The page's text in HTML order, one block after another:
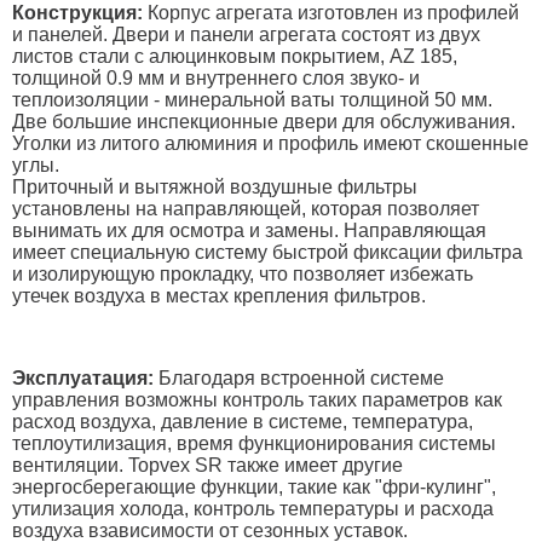
Конструкция: Корпус агрегата изготовлен из профилей
и панелей. Двери и панели агрегата состоят из двух
листов стали с алюцинковым покрытием, AZ 185,
толщиной 0.9 мм и внутреннего слоя звуко- и
теплоизоляции - минеральной ваты толщиной 50 мм.
Две большие инспекционные двери для обслуживания.
Уголки из литого алюминия и профиль имеют скошенные
углы.
Приточный и вытяжной воздушные фильтры
установлены на направляющей, которая позволяет
вынимать их для осмотра и замены. Направляющая
имеет специальную систему быстрой фиксации фильтра
и изолирующую прокладку, что позволяет избежать
утечек воздуха в местах крепления фильтров.
Эксплуатация: Благодаря встроенной системе
управления возможны контроль таких параметров как
расход воздуха, давление в системе, температура,
теплоутилизация, время функционирования системы
вентиляции. Topvex SR также имеет другие
энергосберегающие функции, такие как "фри-кулинг",
утилизация холода, контроль температуры и расхода
воздуха взависимости от сезонных уставок.